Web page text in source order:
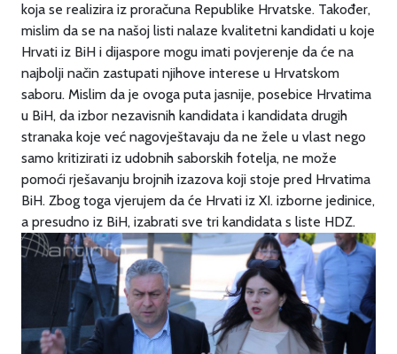
koja se realizira iz proračuna Republike Hrvatske. Također,
mislim da se na našoj listi nalaze kvalitetni kandidati u koje
Hrvati iz BiH i dijaspore mogu imati povjerenje da će na
najbolji način zastupati njihove interese u Hrvatskom
saboru. Mislim da je ovoga puta jasnije, posebice Hrvatima
u BiH, da izbor nezavisnih kandidata i kandidata drugih
stranaka koje već nagovještavaju da ne žele u vlast nego
samo kritizirati iz udobnih saborskih fotelja, ne može
pomoći rješavanju brojnih izazova koji stoje pred Hrvatima
BiH. Zbog toga vjerujem da će Hrvati iz XI. izborne jedinice,
a presudno iz BiH, izabrati sve tri kandidata s liste HDZ.